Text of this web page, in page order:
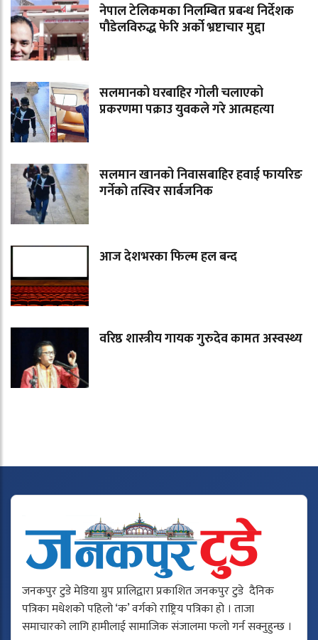
नेपाल टेलिकमका निलम्बित प्रबन्ध निर्देशक
पौडेलविरुद्ध फेरि अर्को भ्रष्टाचार मुद्दा
सलमानको घरबाहिर गोली चलाएको
प्रकरणमा पक्राउ युवकले गरे आत्महत्या
सलमान खानको निवासबाहिर हवाई फायरिङ
गर्नेको तस्विर सार्बजनिक
आज देशभरका फिल्म हल बन्द
वरिष्ठ शास्त्रीय गायक गुरुदेव कामत अस्वस्थ्य
जनकपुर टुडे मेडिया ग्रुप प्रालिद्वारा प्रकाशित जनकपुर टुडे दैनिक
पत्रिका मधेशको पहिलो ‘क’ वर्गको राष्ट्रिय पत्रिका हो । ताजा
समाचारको लागि हामीलाई सामाजिक संजालमा फलो गर्न सक्नुहुन्छ ।